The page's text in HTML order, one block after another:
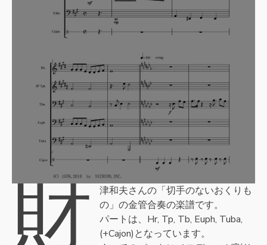
財
津和夫さんの「切手のないおくりも
の」の金管合奏の楽譜です。
パートは、Hr, Tp, Tb, Euph, Tuba,
(+Cajon)となっています。